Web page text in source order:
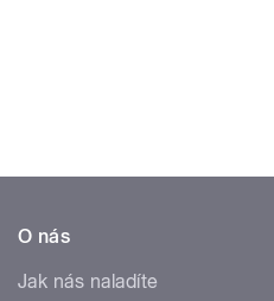
O nás
Jak nás naladíte